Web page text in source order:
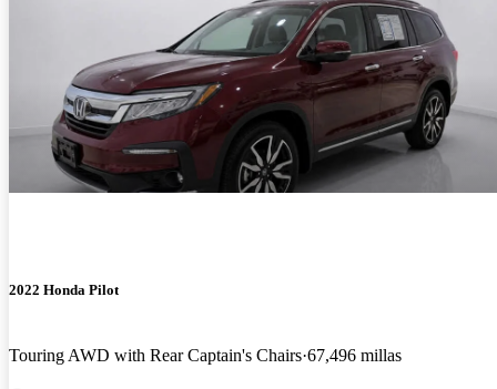
2022 Honda Pilot
Touring AWD with Rear Captain's Chairs 67,496 millas